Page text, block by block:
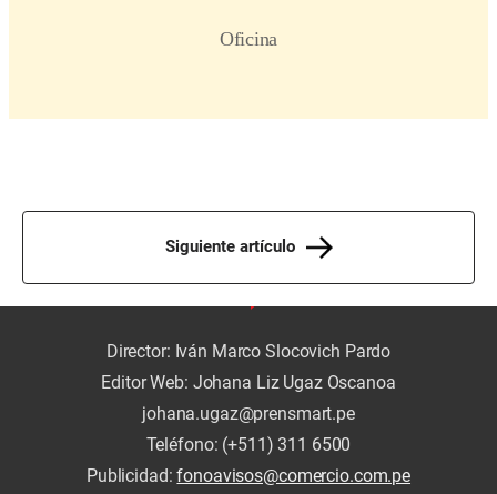
Siguiente artículo
Director: Iván Marco Slocovich Pardo
Editor Web: Johana Liz Ugaz Oscanoa
johana.ugaz@prensmart.pe
Teléfono: (+511) 311 6500
Publicidad:fonoavisos@comercio.com.pe